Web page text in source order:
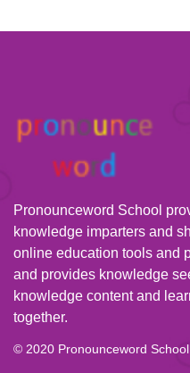
Pronounceword School
knowledge imparters and
online education tools and
and provides knowledge
knowledge content and
together.
© 2020 Pronounceword School